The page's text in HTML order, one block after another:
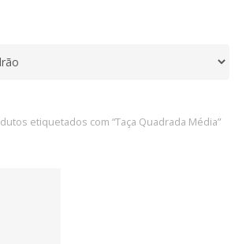
etiquetados com “Taça Quadrada Média”